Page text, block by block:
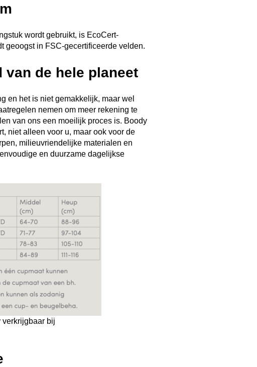
wordt gebruikt, is EcoCert-
geoogst in FSC-gecertificeerde velden.
de hele planeet
en het is niet gemakkelijk, maar wel
nemen om meer rekening te
van ons een moeilijk proces is. Boody
niet alleen voor u, maar ook voor de
milieuvriendelijke materialen en
en duurzame dagelijkse
verkrijgbaar bij